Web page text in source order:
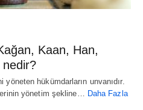
Kaan, Han,
nedir?
hükümdarların unvanıdır.
yönetim şekline… Daha Fazla